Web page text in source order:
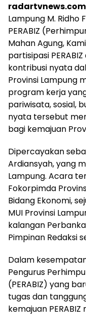
Lampung M. Ridho
PERABIZ
Mahan Agung,
partisipasi
kontribusi nyata
Provinsi Lampung
program kerja
pariwisata, sosial,
nyata tersebut
bagi kemajuan
Dipercayakan
Ardiansyah, yang
Lampung. Acara
Fokorpimda
Bidang Ekonomi,
MUI Provinsi
kalangan
Pimpinan Redaksi
Dalam
Pengurus
(PERABIZ) yang
tugas dan
kemajuan